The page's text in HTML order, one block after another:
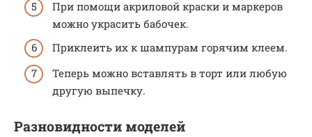
При помощи акриловой краски и маркеров
можно украсить бабочек.
Приклеить их к шампурам горячим клеем.
Теперь можно вставлять в торт или любую
другую выпечку.
Разновидности моделей